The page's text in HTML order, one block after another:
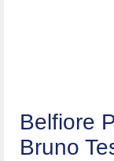
Belfiore
Bruno